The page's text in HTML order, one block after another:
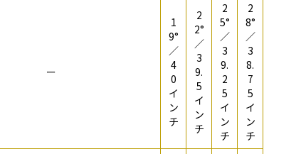
ー
1
9°
／
4
0
イ
ン
チ
2
2°
／
3
9.
5
イ
ン
チ
2
5°
／
3
9.
2
5
イ
ン
チ
2
8°
／
3
8.
7
5
イ
ン
チ